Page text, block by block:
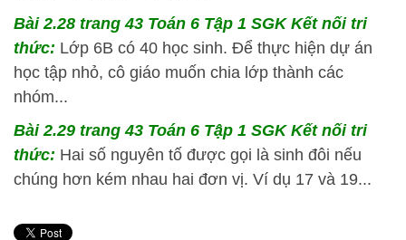
Bài 2.28 trang 43 Toán 6 Tập 1 SGK Kết nối tri
thức: Lớp 6B có 40 học sinh. Để thực hiện dự án
học tập nhỏ, cô giáo muốn chia lớp thành các
nhóm...
Bài 2.29 trang 43 Toán 6 Tập 1 SGK Kết nối tri
thức: Hai số nguyên tố được gọi là sinh đôi nếu
chúng hơn kém nhau hai đơn vị. Ví dụ 17 và 19...